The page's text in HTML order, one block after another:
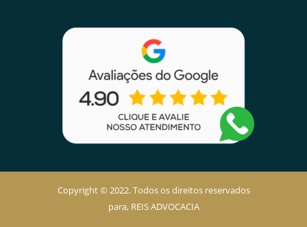
Copyright © 2022. Todos os direitos reservados
para, REIS ADVOCACIA